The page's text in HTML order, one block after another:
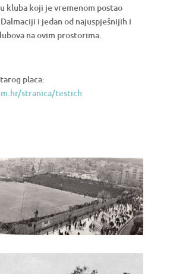
kluba koji je vremenom postao
i jedan od najuspješnijih i
na ovim prostorima.
placa:
stranica/testich